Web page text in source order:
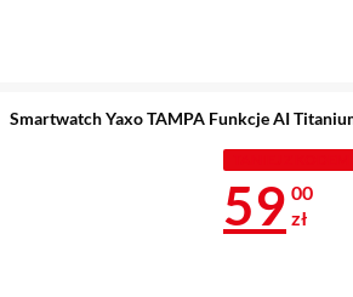
Smartwatch Yaxo TAMPA Funkcje AI
Cena
59 00
zł